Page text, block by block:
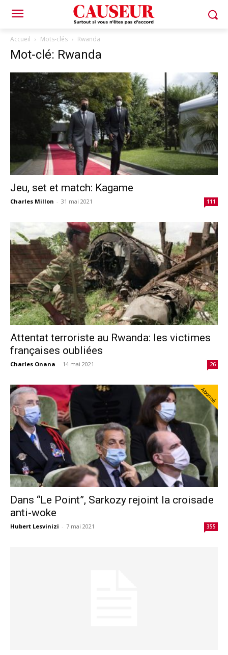
Accueil Mots-clés Rwanda
Mot-clé: Rwanda
Jeu, set et match: Kagame
Charles Millon - 31 mai 2021 111
Attentat terroriste au Rwanda: les victimes
françaises oubliées
Charles Onana - 14 mai 2021 26
Abonné
Dans “Le Point”, Sarkozy rejoint la croisade
anti-woke
Hubert Lesvinizi - 7 mai 2021 355